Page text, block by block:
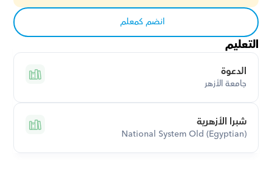
انضم كمعلم
التعليم
الدعوة
جامعة الأزهر
شبرا الأزهرية
National System Old (Egyptian)